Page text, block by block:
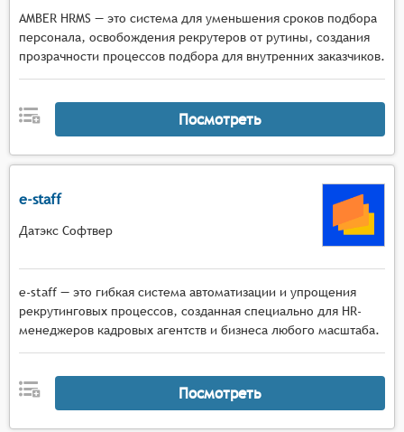
AMBER HRMS — это система для уменьшения сроков подбора
персонала, освобождения рекрутеров от рутины, создания
прозрачности процессов подбора для внутренних заказчиков.
Посмотреть
e-staff
Датэкс Софтвер
e-staff — это гибкая система автоматизации и упрощения
рекрутинговых процессов, созданная специально для HR-
менеджеров кадровых агентств и бизнеса любого масштаба.
Посмотреть